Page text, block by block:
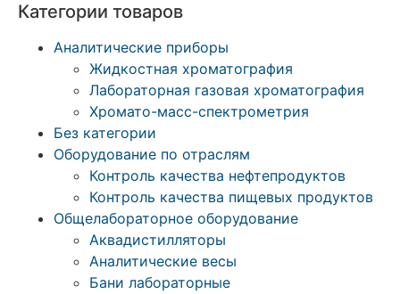
Категории товаров
Аналитические приборы
Жидкостная хроматография
Лабораторная газовая хроматография
Хромато-масс-спектрометрия
Без категории
Оборудование по отраслям
Контроль качества нефтепродуктов
Контроль качества пищевых продуктов
Общелабораторное оборудование
Аквадистилляторы
Аналитические весы
Бани лабораторные